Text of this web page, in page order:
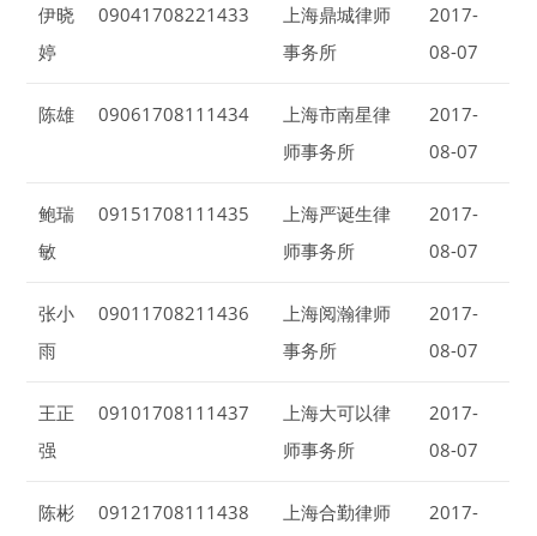
伊晓
婷
09041708221433
上海鼎城律师
事务所
2017-
08-07
陈雄 09061708111434
上海市南星律
师事务所
2017-
08-07
鲍瑞
敏
09151708111435
上海严诞生律
师事务所
2017-
08-07
张小
雨
09011708211436
上海阅瀚律师
事务所
2017-
08-07
王正
强
09101708111437
上海大可以律
师事务所
2017-
08-07
陈彬 09121708111438
上海合勤律师
2017-